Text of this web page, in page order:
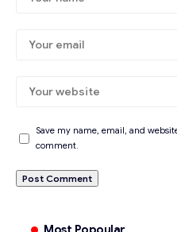
Save my name, email, and
comment.